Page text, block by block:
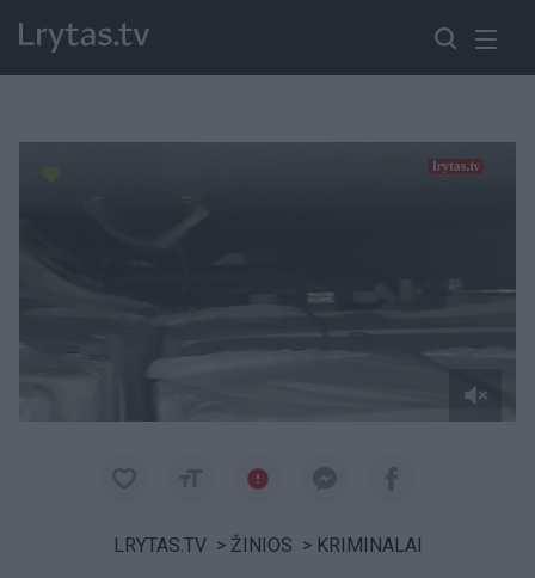
LRYTAS.TV > ŽINIOS > KRIMINALAI